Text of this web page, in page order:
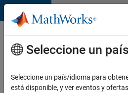
Saltar al contenido
Ofertas
de
empleo
MathWorks
Seleccione un
Seleccione un país/idioma para
está disponible, y ver eventos y